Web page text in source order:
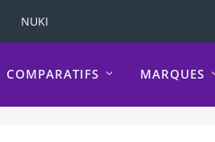
NUKI
COMPARATIFS MARQUES